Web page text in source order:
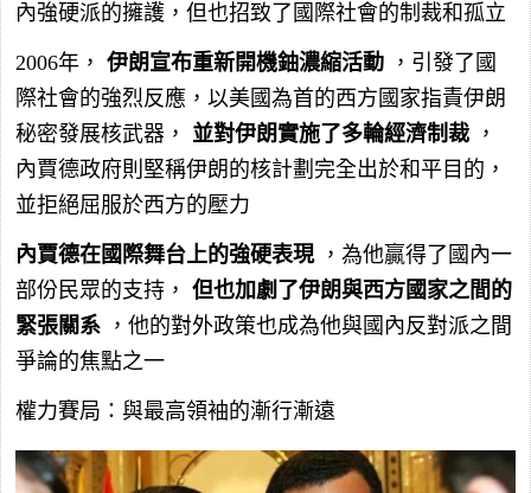
內強硬派的擁護，但也招致了國際社會的制裁和孤立
2006年， 伊朗宣布重新開機鈾濃縮活動 ，引發了國
際社會的強烈反應，以美國為首的西方國家指責伊朗
秘密發展核武器， 並對伊朗實施了多輪經濟制裁 ，
內賈德政府則堅稱伊朗的核計劃完全出於和平目的，
並拒絕屈服於西方的壓力
內賈德在國際舞台上的強硬表現 ，為他贏得了國內一
部份民眾的支持， 但也加劇了伊朗與西方國家之間的
緊張關系 ，他的對外政策也成為他與國內反對派之間
爭論的焦點之一
權力賽局：與最高領袖的漸行漸遠